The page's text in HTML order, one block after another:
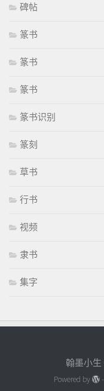
碑帖
篆书
篆书
篆书
篆书识别
篆刻
草书
行书
视频
隶书
集字
翰墨小生
Powered by